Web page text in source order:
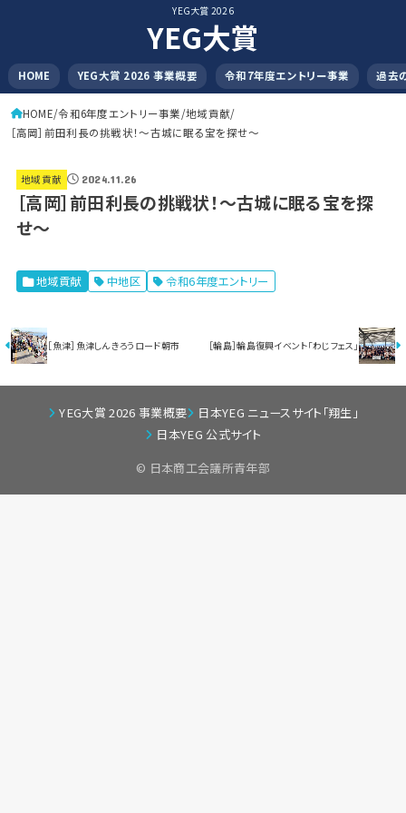
YEG大賞 2026
YEG大賞
HOME YEG大賞 2026 事業概要 令和7年度エントリー事業 過去
HOME 令和6年度エントリー事業 地域貢献
［高岡］前田利長の挑戦状！～古城に眠る宝を探せ～
地域貢献 2024.11.26
［高岡］前田利長の挑戦状！～古城に眠る宝を探
せ～
地域貢献 中地区 令和6年度エントリー
［魚津］魚津しんきろうロード朝市 ［輪島］輪島復興イベント「わじフェス」
YEG大賞 2026 事業概要
日本YEG ニュースサイト「翔生」
日本YEG 公式サイト
© 日本商工会議所青年部